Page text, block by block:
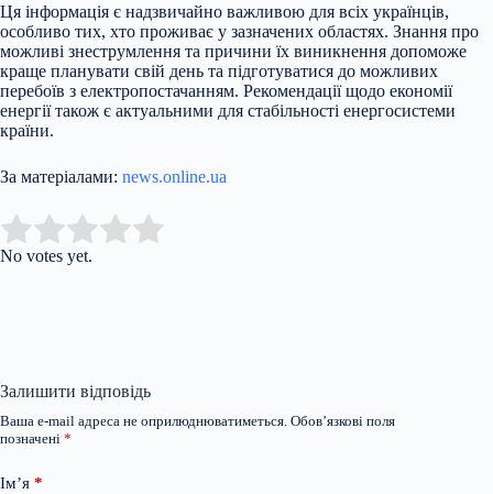
Ця інформація є надзвичайно важливою для всіх українців,
особливо тих, хто проживає у зазначених областях. Знання про
можливі знеструмлення та причини їх виникнення допоможе
краще планувати свій день та підготуватися до можливих
перебоїв з електропостачанням. Рекомендації щодо економії
енергії також є актуальними для стабільності енергосистеми
країни.
За матеріалами: news.online.ua
Rate this item:
No votes yet.
Залишити відповідь
Ваша e-mail адреса не оприлюднюватиметься. Обов’язкові поля
позначені *
Ім’я *